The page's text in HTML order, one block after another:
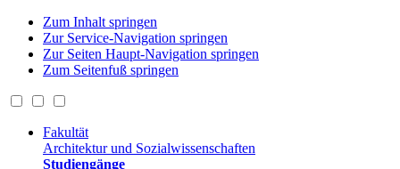
Zum Inhalt springen
Zur Service-Navigation springen
Zur Seiten Haupt-Navigation springen
Zum Seitenfuß springen
Fakultät
Architektur und Sozialwissenschaften
Studiengänge